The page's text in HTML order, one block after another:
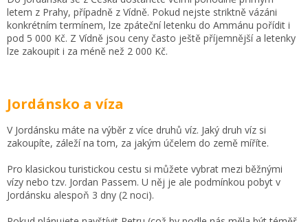
letem z Prahy, případně z Vídně. Pokud nejste striktně vázáni
konkrétním termínem, lze zpáteční letenku do Ammánu pořídit i
pod 5 000 Kč. Z Vídně jsou ceny často ještě příjemnější a letenky
lze zakoupit i za méně než 2 000 Kč.
Jordánsko a víza
V Jordánsku máte na výběr z více druhů víz. Jaký druh víz si
zakoupíte, záleží na tom, za jakým účelem do země míříte.
Pro klasickou turistickou cestu si můžete vybrat mezi běžnými
vízy nebo tzv. Jordan Passem. U něj je ale podmínkou pobyt v
Jordánsku alespoň 3 dny (2 noci).